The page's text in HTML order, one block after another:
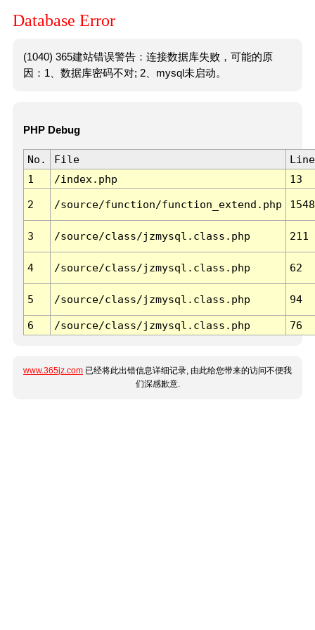
Database Error
(1040) 365建站错误警告：连接数据库失败，可能的原
因：1、数据库密码不对; 2、mysql未启动。
PHP Debug
No. File
Line
1
/index.php 13
2 /source/function/function_extend.php 1548
3 /source/class/jzmysql.class.php 211
4 /source/class/jzmysql.class.php 62
5 /source/class/jzmysql.class.php 94
6 /source/class/jzmysql.class.php 76
www.365jz.com 已经将此出错信息详细记录, 由此给您带来的访问不便我
们深感歉意.